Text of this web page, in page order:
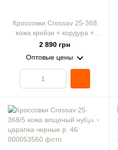
Кроссовки Crossav 25-368
кожа крейзи + кордура +
царапка камуфляж р. 46
2 890 грн
Оптовые цены